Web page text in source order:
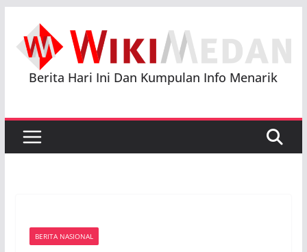
content
Berita Hari Ini Dan Kumpulan Info Menarik
BERITA NASIONAL